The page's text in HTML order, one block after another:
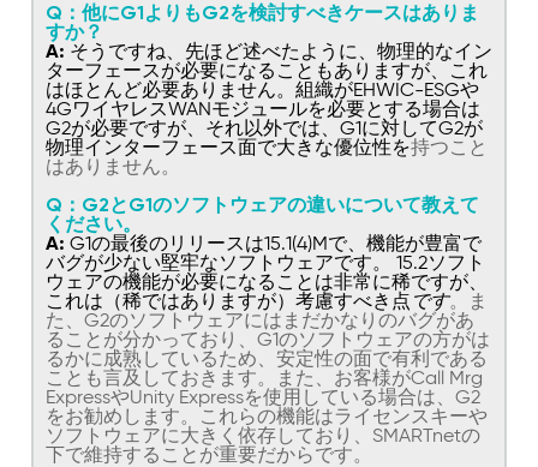
Q：他にG1よりもG2を検討すべきケースはありま
すか？
A: そうですね、先ほど述べたように、物理的なイン
ターフェースが必要になることもありますが、これ
はほとんど必要ありません。組織がEHWIC-ESGや
4GワイヤレスWANモジュールを必要とする場合は
G2が必要ですが、それ以外では、G1に対してG2が
物理インターフェース面で大きな優位性を持つこと
はありません。
Q：G2とG1のソフトウェアの違いについて教えて
ください。
A: G1の最後のリリースは15.1(4)Mで、機能が豊富で
バグが少ない堅牢なソフトウェアです。 15.2ソフト
ウェアの機能が必要になることは非常に稀ですが、
これは（稀ではありますが）考慮すべき点 です。ま
た、G2のソフトウェアにはまだかなりのバグがあ
ることが分かっており、G1のソフトウェアの方がは
るかに成熟しているため、安定性の面で有利である
ことも言及しておきます。また、お客様がCall Mrg
ExpressやUnity Expressを使用している場合は、G2
をお勧めします。これらの機能はライセンスキーや
ソフトウェアに大きく依存しており、SMARTnetの
下で維持することが重要だからです。